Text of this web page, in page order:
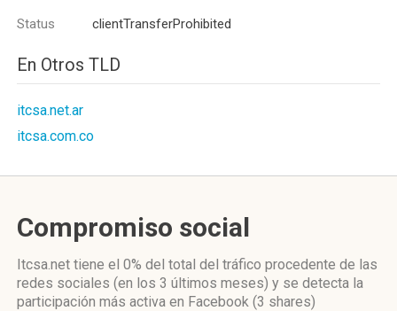
Status clientTransferProhibited
En Otros TLD
itcsa.net.ar
itcsa.com.co
Compromiso social
Itcsa.net tiene el 0% del total del tráfico procedente de las
redes sociales (en los 3 últimos meses) y se detecta la
participación más activa en Facebook (3 shares)